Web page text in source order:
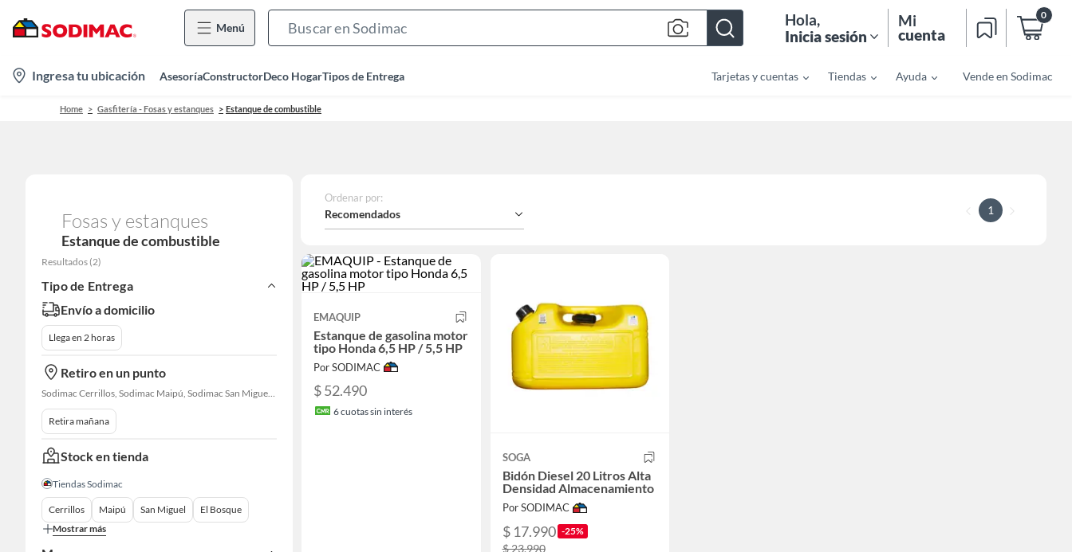
Menú
Bar
Hola,
Inicia sesión
Mi
cuenta
0
location-
icon
Ingresa tu ubicación AsesoríaConstructorDeco HogarTipos de Entrega Tarjetas y cuentas Tiendas Ayuda Vende en Sodimac
Home Gasfitería - Fosas y estanques Estanque de combustible
Fosas y estanques
Estanque de combustible
Resultados (2)
Tipo de Entrega
Envío a domicilio
Llega en 2 horas
Retiro en un punto
Sodimac Cerrillos, Sodimac Maipú, Sodimac San Miguel, Sodimac El Bosque, Sodimac San Bernardo, Sodimac Talagante
Retira mañana
Stock en tienda
Tiendas Sodimac
Cerrillos Maipú San Miguel
El Bosque
Mostrar más
Ordenar por:
Recomendados 1
EMAQUIP
Estanque de gasolina motor
tipo Honda 6,5 HP / 5,5 HP
Por SODIMAC
$ 52.490
6cuotas sin interés
SOGA
Bidón Diesel 20 Litros Alta
Densidad Almacenamiento
Por SODIMAC
$ 17.990 -25%
$ 23.990